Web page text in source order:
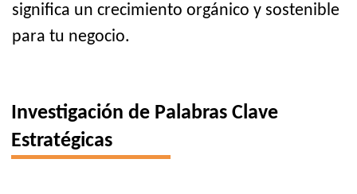
significa un crecimiento orgánico y sostenible
para tu negocio.
Investigación de Palabras Clave
Estratégicas